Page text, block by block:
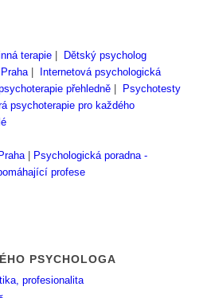
terapie|
Dětský psycholog
|
Internetová psychologická
přehledně|
Psychotesty
psychoterapie pro každého
|
Psychologická poradna -
profese
PSYCHOLOGA